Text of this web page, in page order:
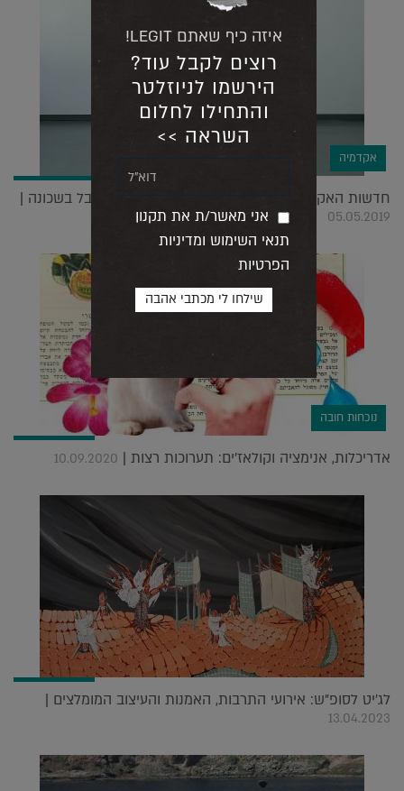
אקדמיה
חדשות האקדמיה: וידאו ארט, רפסודה ירוקה ופסטיבל בשכונה |
05.05.2019
נוכחות חובה
אדריכלות, אנימציה וקולאז'ים: תערוכות רצות | 10.09.2020
לג'יט לסופ"ש: אירועי התרבות, האמנות והעיצוב המומלצים |
13.04.2023
איזה כיף שאתם LEGIT!
רוצים לקבל עוד?
הירשמו לניוזלטר
והתחילו לחלום
השראה >>
אני מאשר/ת את תקנון
תנאי השימוש ומדיניות
הפרטיות